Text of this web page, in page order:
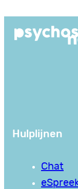
naar
Hulplijnen
Chat